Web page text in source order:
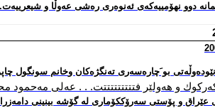
دوو نهۆمییه‌كه‌ی ئه‌نوه‌ری ره‌شی عه‌وڵا و
بو َچاره‌سه‌ری ته‌نگژه‌كان وخانم سونگول
و هه‌ولێر فتتتتتتتتتت. . . عه‌لی مه‌حمود
عێراق و پۆستی سه‌رۆككۆماری له‌ گۆشه‌ بینینی